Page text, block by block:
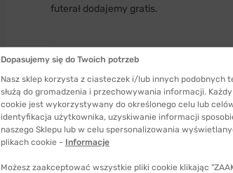
futerał dodajemy gratis.
Dopasujemy się do Twoich potrzeb
Nasz sklep korzysta z ciasteczek i/lub innych podobnych
służą do gromadzenia i przechowywania informacji.
cookie jest wykorzystywany do określonego celu lub
identyfikacja użytkownika, uzyskiwanie informacji
naszego Sklepu lub w celu spersonalizowania
plikach cookie - Informacje
Możesz zaakceptować wszystkie pliki cookie klikając